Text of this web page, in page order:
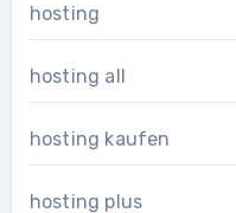
hosting
hosting all
hosting kaufen
hosting plus